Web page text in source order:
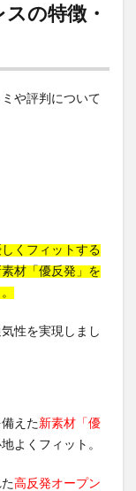
の特徴・
や評判について
くフィットする
材「優反発」を
性を実現しまし
えた新素材「優
よくフィット。
高反発オープン